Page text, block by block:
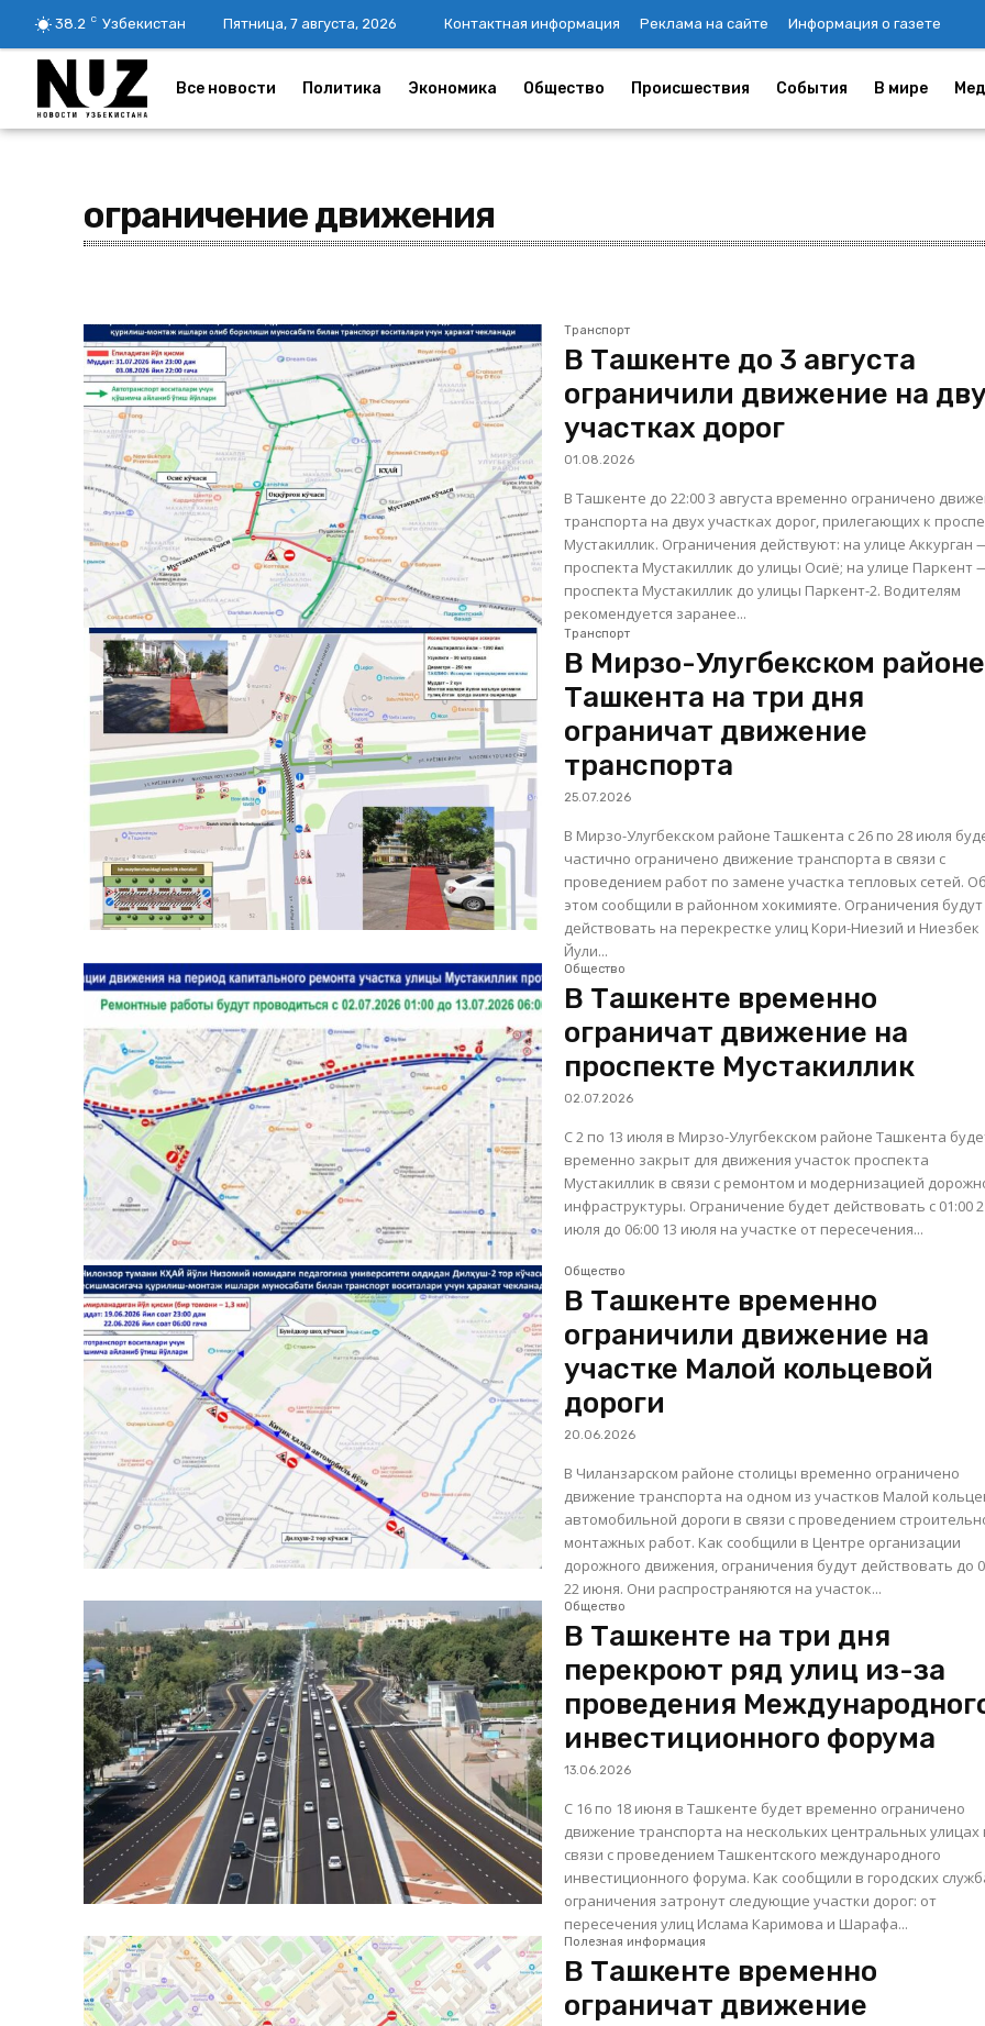
38.2 C Узбекистан Пятница, 7 августа, 2026 Контактная информация Реклама на сайте Информация о газете
Все новости Политика Экономика Общество Происшествия События В мире
ограничение движения
Транспорт
В Ташкенте до 3 августа
ограничили движение на
участках дорог
01.08.2026
В Ташкенте до 22:00 3 августа временно ограничено
транспорта на двух участках дорог, прилегающих к
Мустакиллик. Ограничения действуют: на улице Аккурган — от
проспекта Мустакиллик до улицы Осиё; на улице Паркент — от
проспекта Мустакиллик до улицы Паркент-2. Водителям
рекомендуется заранее...
Транспорт
В Мирзо-Улугбекском районе
Ташкента на три дня
ограничат движение
транспорта
25.07.2026
В Мирзо-Улугбекском районе Ташкента с 26 по 28 июля
частично ограничено движение транспорта в связи с
проведением работ по замене участка тепловых сетей. Об
этом сообщили в районном хокимияте. Ограничения будут
действовать на перекрестке улиц Кори-Ниезий и Ниезбек
Йули...
Общество
В Ташкенте временно
ограничат движение на
проспекте Мустакиллик
02.07.2026
С 2 по 13 июля в Мирзо-Улугбекском районе Ташкента
временно закрыт для движения участок проспекта
Мустакиллик в связи с ремонтом и модернизацией
инфраструктуры. Ограничение будет действовать с 01:00 2
июля до 06:00 13 июля на участке от пересечения...
Общество
В Ташкенте временно
ограничили движение на
участке Малой кольцевой
дороги
20.06.2026
В Чиланзарском районе столицы временно ограничено
движение транспорта на одном из участков Малой
автомобильной дороги в связи с проведением
монтажных работ. Как сообщили в Центре организации
дорожного движения, ограничения будут действовать до
22 июня. Они распространяются на участок...
Общество
В Ташкенте на три дня
перекроют ряд улиц из-за
проведения
инвестиционного форума
13.06.2026
С 16 по 18 июня в Ташкенте будет временно ограничено
движение транспорта на нескольких центральных улицах
связи с проведением Ташкентского международного
инвестиционного форума. Как сообщили в городских службах,
ограничения затронут следующие участки дорог: от
пересечения улиц Ислама Каримова и Шарафа...
Полезная информация
В Ташкенте временно
ограничат движение